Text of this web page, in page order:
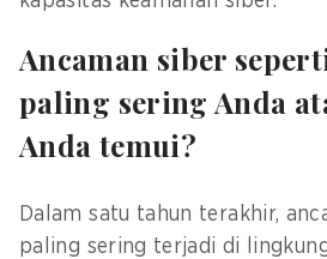
Ancaman siber
paling sering Anda
Anda temui?
Dalam satu tahun terakhir,
paling sering terjadi di